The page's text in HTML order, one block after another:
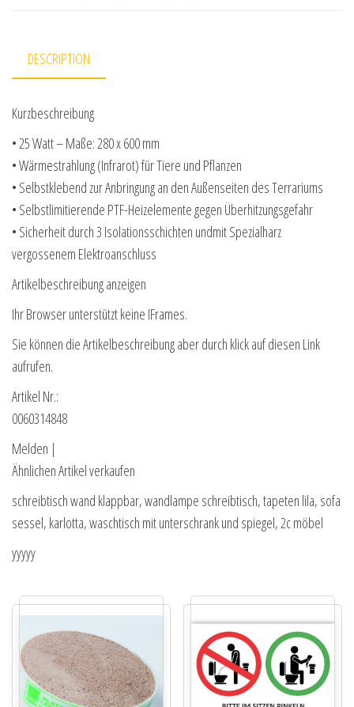
DESCRIPTION
Kurzbeschreibung
• 25 Watt – Maße: 280 x 600 mm
• Wärmestrahlung (Infrarot) für Tiere und Pflanzen
• Selbstklebend zur Anbringung an den Außenseiten des Terrariums
• Selbstlimitierende PTF-Heizelemente gegen Überhitzungsgefahr
• Sicherheit durch 3 Isolationsschichten undmit Spezialharz
vergossenem Elektroanschluss
Artikelbeschreibung anzeigen
Ihr Browser unterstützt keine IFrames.
Sie können die Artikelbeschreibung aber durch klick auf diesen Link
aufrufen.
Artikel Nr.:
0060314848
Melden |
Ähnlichen Artikel verkaufen
schreibtisch wand klappbar, wandlampe schreibtisch, tapeten lila, sofa
sessel, karlotta, waschtisch mit unterschrank und spiegel, 2c möbel
yyyyy